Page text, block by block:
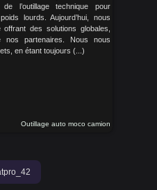
l’outillage technique pour
lourds. Aujourd’hui, nous
des solutions globales,
nos partenaires. Nous nous
en étant toujours (...)
Outillage auto moco camion